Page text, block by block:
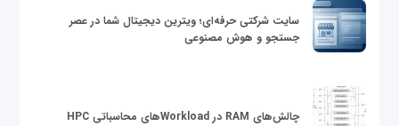
سایت شرکتی حرفه‌ای؛ ویترین دیجیتال شما در عصر
جستجو و هوش مصنوعی
چالش‌های RAM در Workloadهای محاسباتی HPC